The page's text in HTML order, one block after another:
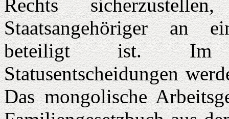
Rechts
Staatsangehöriger an
beteiligt ist. Im
Statusentscheidungen
Das mongolische